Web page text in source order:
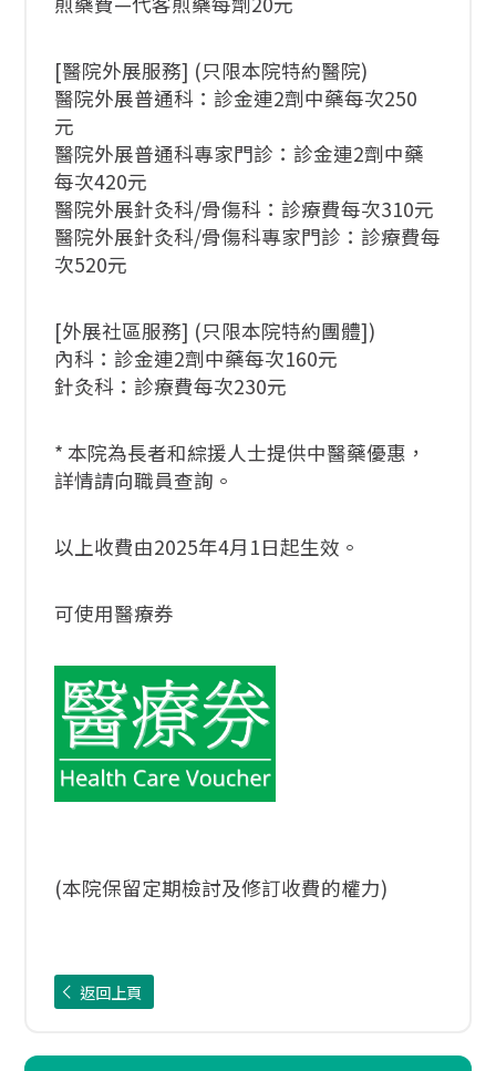
[醫院外展服務] (只限本院特約醫院)
醫院外展普通科：診金連2劑中藥每次250
元
醫院外展普通科專家門診：診金連2劑中藥
每次420元
醫院外展針灸科/骨傷科：診療費每次310元
醫院外展針灸科/骨傷科專家門診：診療費每
次520元
[外展社區服務] (只限本院特約團體])
內科：診金連2劑中藥每次160元
針灸科：診療費每次230元
* 本院為長者和綜援人士提供中醫藥優惠，
詳情請向職員查詢。
以上收費由2025年4月1日起生效。
可使用醫療券
(本院保留定期檢討及修訂收費的權力)
返回上頁